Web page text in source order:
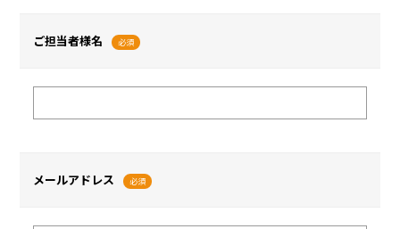
ご担当者様名 必須
メールアドレス 必須